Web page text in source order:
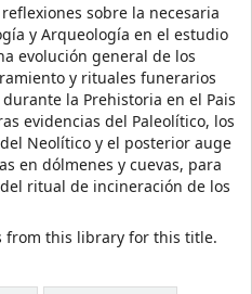
sobre la necesaria
y Arqueología en el estudio
evolución general de los
y rituales funerarios
la Prehistoria en el Pais
evidencias del Paleolítico, los
Neolítico y el posterior auge
en dólmenes y cuevas, para
ritual de incineración de los
from this library for this title.